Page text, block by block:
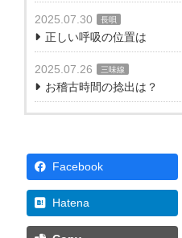
2025.07.30 長唄
正しい呼吸の位置は
2025.07.26 三味線
お稽古時間の捻出は？
Facebook
Hatena